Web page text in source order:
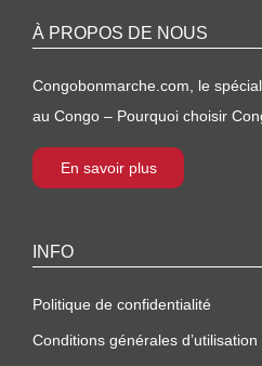
À PROPOS DE NOUS
Congobonmarche.com, le
au Congo – Pourquoi choisir
En savoir plus
INFO
Politique de confidentialité
Conditions générales d’utilisation